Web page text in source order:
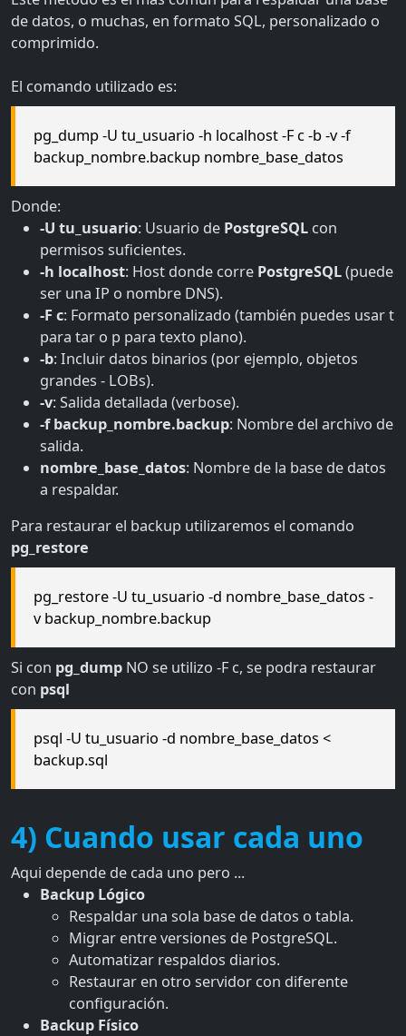
de datos, o muchas, en formato SQL, personalizado o
comprimido.
El comando utilizado es:
pg_dump -U tu_usuario -h localhost -F c -b -v -f
backup_nombre.backup nombre_base_datos
Donde:
-U tu_usuario: Usuario de PostgreSQL con
permisos suficientes.
-h localhost: Host donde corre PostgreSQL(puede
ser una IP o nombre DNS).
-F c: Formato personalizado (también puedes usar t
para tar o p para texto plano).
-b: Incluir datos binarios (por ejemplo, objetos
grandes - LOBs).
-v: Salida detallada (verbose).
-f backup_nombre.backup: Nombre del archivo de
salida.
nombre_base_datos: Nombre de la base de datos
a respaldar.
Para restaurar el backup utilizaremos el comando
pg_restore
pg_restore -U tu_usuario -d nombre_base_datos -
v backup_nombre.backup
Si con pg_dump NO se utilizo -F c, se podra restaurar
con psql
psql -U tu_usuario -d nombre_base_datos <
backup.sql
4) Cuando usar cada uno
Aqui depende de cada uno pero ...
Backup Lógico
Respaldar una sola base de datos o tabla.
Migrar entre versiones de PostgreSQL.
Automatizar respaldos diarios.
Restaurar en otro servidor con diferente
configuración.
Backup Físico